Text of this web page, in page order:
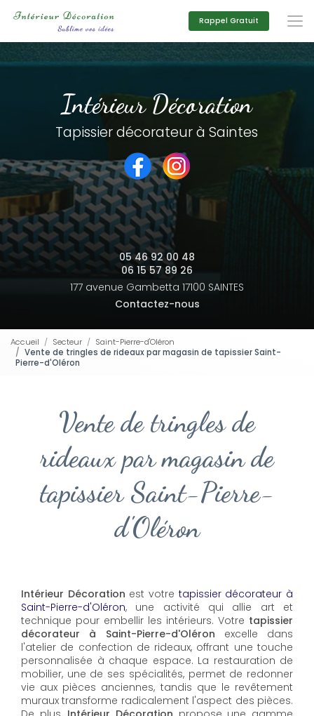
principal
Rappel Gratuit
Intérieur Décoration
Tapissier décorateur à Saintes
05 46 92 00 48
06 15 57 89 26
177 avenue Gambetta 17100 SAINTES
Contactez-nous
Accueil Secteur
Saint-Pierre-d'Oléron
Vente de tringles de rideaux par magasin de tapissier Saint-
Pierre-d'Oléron
Vente de tringles de
rideaux par magasin de
tapissier Saint-Pierre-
d'Oléron
Intérieur Décoration est votre tapissier décorateur à
Saint-Pierre-d'Oléron, une activité qui allie art et
technique pour embellir les intérieurs. Votre tapissier
décorateur à Saint-Pierre-d'Oléron excelle dans
l'atelier de confection de rideaux, offrant une touche
personnalisée à chaque espace. La restauration de
mobilier, une de ses spécialités, permet de redonner
vie aux pièces anciennes, tandis que le revêtement
muraux transforme radicalement l'aspect des pièces.